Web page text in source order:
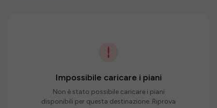
Impossibile caricare i piani
Non è stato possibile caricare i piani
disponibili per questa destinazione. Riprova